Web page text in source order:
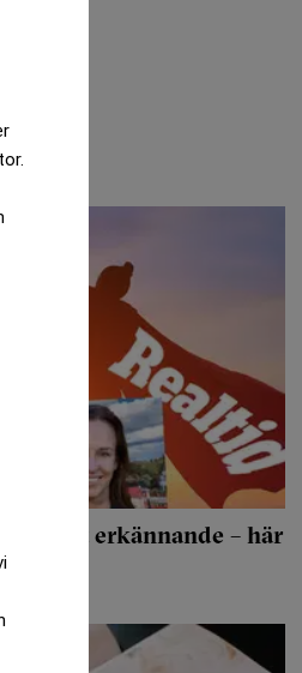
oväntat erkännande – här